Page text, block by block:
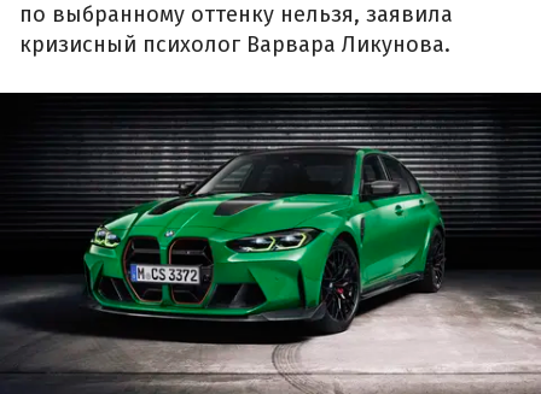
по выбранному оттенку нельзя, заявила
кризисный психолог Варвара Ликунова.